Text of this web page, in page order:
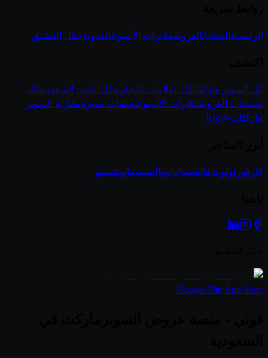
الرئيسية المنتجاتالعروضفلايرات الأسبوعالمدونةحمّل التطبيق
كل السوبر ماركتاتكل العلامات التجاريةكل المدن السعوديةكل
تصنيفات العروضفلايرات الأسبوعصفقات مميزةمقارنة السوبر
ماركتات
RSS
كارفور لولوبندهالعثيمالدانوبالتميميمانويلنستو
Google PlayApp Store